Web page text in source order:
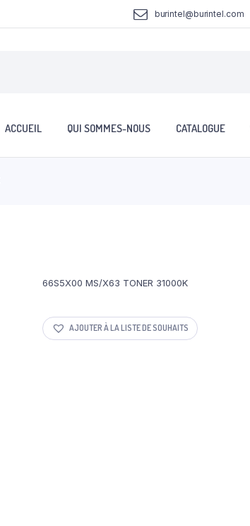
burintel@burintel.com
ACCUEIL QUI SOMMES-NOUS CATALOGUE
66S5X00 MS/X63 TONER 31000K
AJOUTER À LA LISTE DE SOUHAITS